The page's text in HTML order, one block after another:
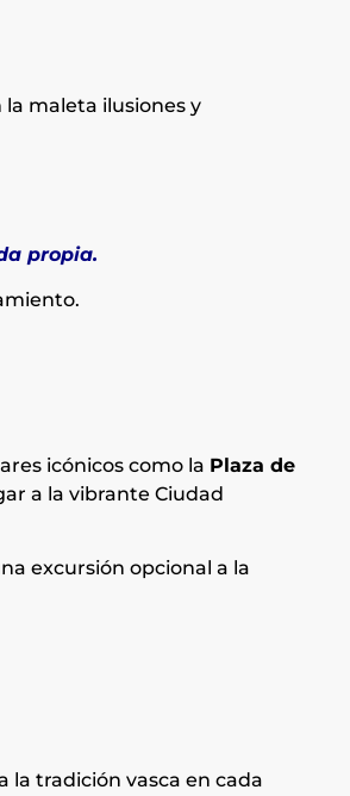
la maleta ilusiones y
propia.
icónicos como la Plaza de
a la vibrante Ciudad
excursión opcional a la
la tradición vasca en cada